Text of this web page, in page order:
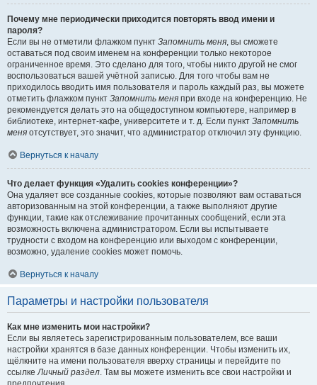
Почему мне периодически приходится повторять ввод имени и
пароля?
Если вы не отметили флажком пункт Запомнить меня, вы сможете
оставаться под своим именем на конференции только некоторое
ограниченное время. Это сделано для того, чтобы никто другой не смог
воспользоваться вашей учётной записью. Для того чтобы вам не
приходилось вводить имя пользователя и пароль каждый раз, вы можете
отметить флажком пункт Запомнить меня при входе на конференцию. Не
рекомендуется делать это на общедоступном компьютере, например в
библиотеке, интернет-кафе, университете и т. д. Если пункт Запомнить
меня отсутствует, это значит, что администратор отключил эту функцию.
Вернуться к началу
Что делает функция «Удалить cookies конференции»?
Она удаляет все созданные cookies, которые позволяют вам оставаться
авторизованным на этой конференции, а также выполняют другие
функции, такие как отслеживание прочитанных сообщений, если эта
возможность включена администратором. Если вы испытываете
трудности с входом на конференцию или выходом с конференции,
возможно, удаление cookies может помочь.
Вернуться к началу
Параметры и настройки пользователя
Как мне изменить мои настройки?
Если вы являетесь зарегистрированным пользователем, все ваши
настройки хранятся в базе данных конференции. Чтобы изменить их,
щёлкните на имени пользователя вверху страницы и перейдите по
ссылкеЛичный раздел. Там вы можете изменить все свои настройки и